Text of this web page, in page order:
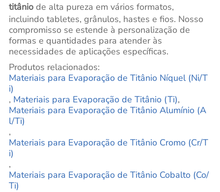
titâniode alta pureza em vários formatos,
incluindo tabletes, grânulos, hastes e fios. Nosso
compromisso se estende à personalização de
formas e quantidades para atender às
necessidades de aplicações específicas.
Produtos relacionados:
Materiais para Evaporação de Titânio Níquel (Ni/T
i)
, Materiais para Evaporação de Titânio (Ti),
Materiais para Evaporação de Titânio Alumínio (A
l/Ti)
,
Materiais para Evaporação de Titânio Cromo (Cr/T
i)
,
Materiais para Evaporação de Titânio Cobalto (Co/
Ti)